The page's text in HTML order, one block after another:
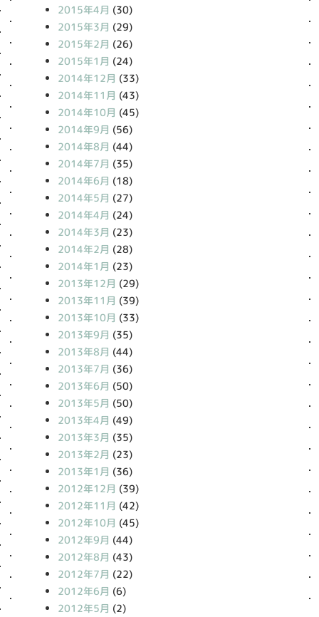
2015年4月 (30)
2015年3月 (29)
2015年2月 (26)
2015年1月 (24)
2014年12月 (33)
2014年11月 (43)
2014年10月 (45)
2014年9月 (56)
2014年8月 (44)
2014年7月 (35)
2014年6月 (18)
2014年5月 (27)
2014年4月 (24)
2014年3月 (23)
2014年2月 (28)
2014年1月 (23)
2013年12月 (29)
2013年11月 (39)
2013年10月 (33)
2013年9月 (35)
2013年8月 (44)
2013年7月 (36)
2013年6月 (50)
2013年5月 (50)
2013年4月 (49)
2013年3月 (35)
2013年2月 (23)
2013年1月 (36)
2012年12月 (39)
2012年11月 (42)
2012年10月 (45)
2012年9月 (44)
2012年8月 (43)
2012年7月 (22)
2012年6月 (6)
2012年5月 (2)